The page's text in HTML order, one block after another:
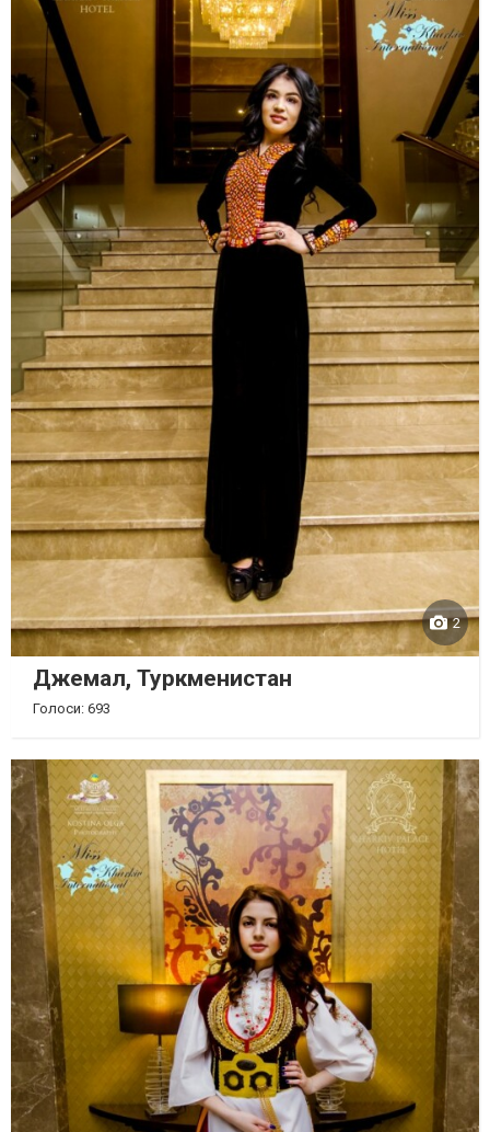
2
Джемал, Туркменистан
Голоси: 693